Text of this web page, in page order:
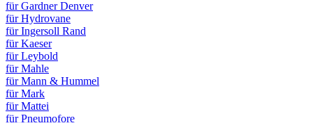
für Gardner Denver
für Hydrovane
für Ingersoll Rand
für Kaeser
für Leybold
für Mahle
für Mann & Hummel
für Mark
für Mattei
für Pneumofore